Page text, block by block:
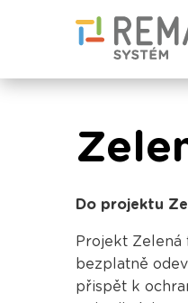
Do projektu
Projekt
bezplatně
přispět k